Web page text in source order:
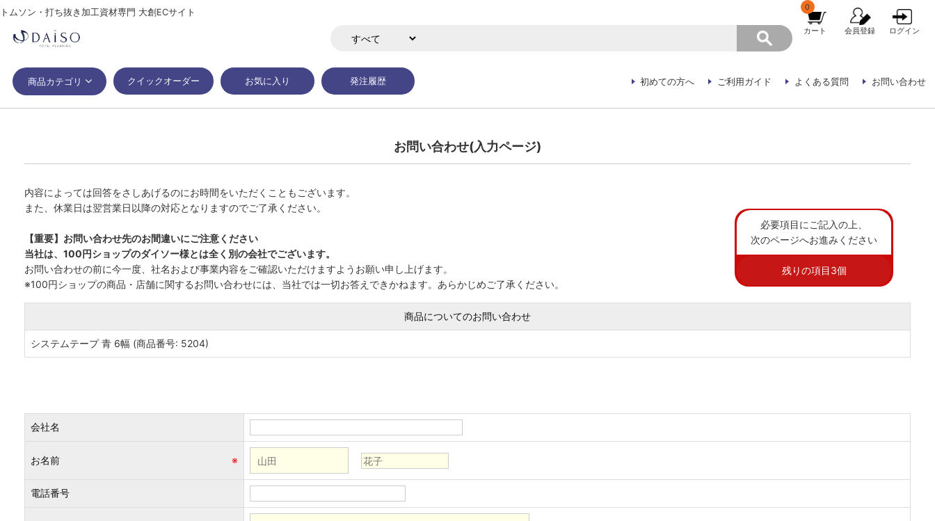
トムソン・打ち抜き加工資材専門 大創ECサイト 0
カート 会員登録 ログイン
商品カテゴリ クイックオーダー お気に入り 発注履歴 初めての方へ ご利用ガイド よくある質問 お問い合わせ
お問い合わせ(入力ページ)
内容によっては回答をさしあげるのにお時間をいただくこともございます。
また、休業日は翌営業日以降の対応となりますのでご了承ください。
【重要】お問い合わせ先のお間違いにご注意ください
当社は、100円ショップのダイソー様とは全く別の会社でございます。
お問い合わせの前に今一度、社名および事業内容をご確認いただけますようお願い申し上げます。
※100円ショップの商品・店舗に関するお問い合わせには、当社では一切お答えできかねます。あらかじめご了承ください。
商品についてのお問い合わせ
システムテープ 青 6幅 (商品番号: 5204)
会社名
お名前 ※
電話番号
必要項目にご記入の上、
次のページへお進みください
残りの項目3個